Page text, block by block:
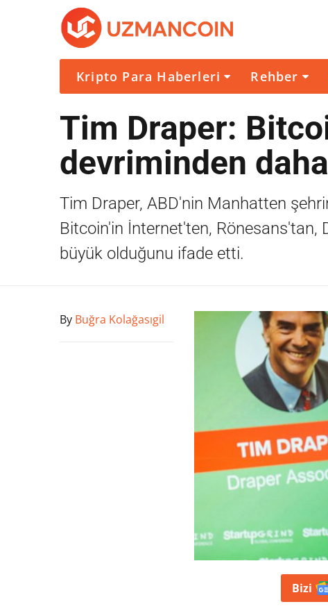
Kripto Para Haberleri Rehber
Tim Draper:
devriminden
Tim Draper, ABD'nin Manhatten
Bitcoin'in İnternet'ten, Rönesans'tan,
büyük olduğunu ifade etti.
By Buğra Kolağasıgil
Bizi